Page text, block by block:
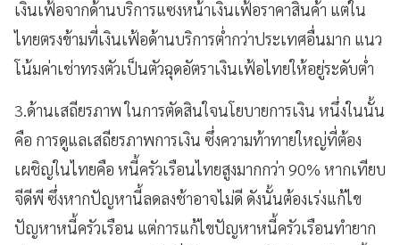
เงินเฟ้อจากด้านบริการแซงหน้าเงินเฟ้อราคาสินค้า แต่ใน
ไทยตรงข้ามที่เงินเฟ้อด้านบริการต่ำกว่าประเทศอื่นมาก แนว
โน้มค่าเช่าทรงตัวเป็นตัวฉุดอัตราเงินเฟ้อไทยให้อยู่ระดับต่ำ
3.ด้านเสถียรภาพ ในการตัดสินใจนโยบายการเงิน หนึ่งในนั้น
คือ การดูแลเสถียรภาพการเงิน ซึ่งความท้าทายใหญ่ที่ต้อง
เผชิญในไทยคือ หนี้ครัวเรือนไทยสูงมากกว่า 90% หากเทียบ
จีดีพี ซึ่งหากปัญหานี้ลดลงช้าอาจไม่ดี ดังนั้นต้องเร่งแก้ไข
ปัญหาหนี้ครัวเรือน แต่การแก้ไขปัญหาหนี้ครัวเรือนทำยาก